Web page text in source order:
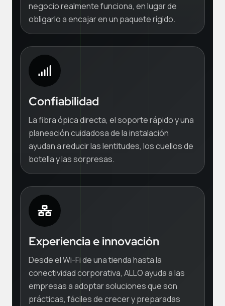
negocio realmente funciona, en lugar de
obligarlo a encajar en un paquete rígido.
Confiabilidad
La fibra ópica directa, el soporte rápido y una
planeación cuidadosa de la instalación
ayudan a reducir las lentitudes, los cuellos de
botella y las sorpresas.
Experiencia e innovación
Desde el Wi-Fi de una tienda hasta la
conectividad corporativa, ALLO ayuda a las
empresas a adoptar soluciones que son
prácticas, fáciles de crecer y preparadas